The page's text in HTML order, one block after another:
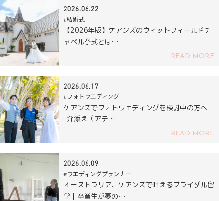
2026.06.22
#結婚式
【2026年版】ケアンズのウィットフィールドチ
ャペル挙式とは…
READ MORE
2026.06.17
#フォトウエディング
ケアンズでフォトウェディングを検討中の方へ--
-介添え（アテ…
READ MORE
2026.06.09
#ウエディングプランナー
オーストラリア、ケアンズで叶えるブライダル留
学｜卒業生が夢の…